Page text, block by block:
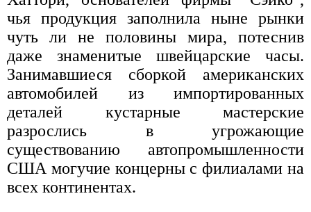
чья продукция заполнила ныне рынки
чуть ли не половины мира, потеснив
даже знаменитые швейцарские часы.
Занимавшиеся сборкой американских
автомобилей из импортированных
деталей кустарные мастерские
разрослись в угрожающие
существованию автопромышленности
США могучие концерны с филиалами на
всех континентах.